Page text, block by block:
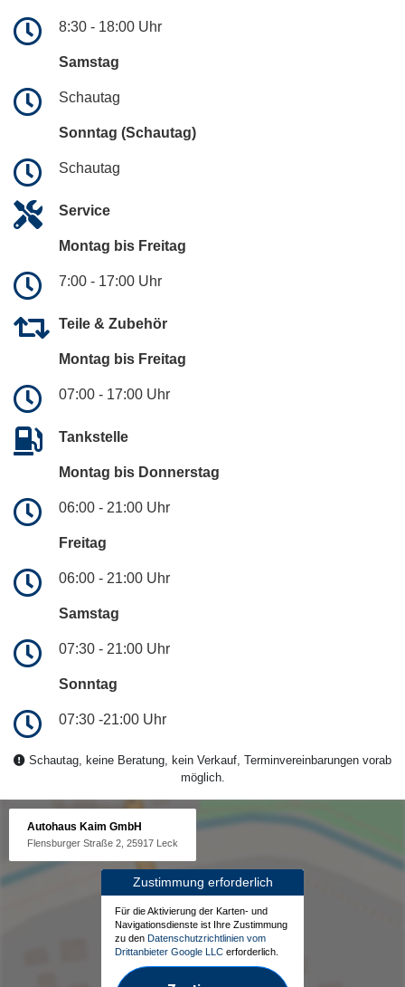
8:30 - 18:00 Uhr
Samstag
Schautag
Sonntag (Schautag)
Schautag
Service
Montag bis Freitag
7:00 - 17:00 Uhr
Teile & Zubehör
Montag bis Freitag
07:00 - 17:00 Uhr
Tankstelle
Montag bis Donnerstag
06:00 - 21:00 Uhr
Freitag
06:00 - 21:00 Uhr
Samstag
07:30 - 21:00 Uhr
Sonntag
07:30 -21:00 Uhr
Schautag, keine Beratung, kein Verkauf, Terminvereinbarungen vorab
möglich.
Autohaus Kaim GmbH
Flensburger Straße 2, 25917 Leck
Zustimmung erforderlich
Für die Aktivierung der Karten- und
Navigationsdienste ist Ihre Zustimmung
zu den Datenschutzrichtlinien vom
Drittanbieter Google LLC erforderlich.